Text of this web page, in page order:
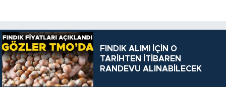
FINDIK ALIMI İÇİN O
TARİHTEN İTİBAREN
RANDEVU ALINABİLECEK